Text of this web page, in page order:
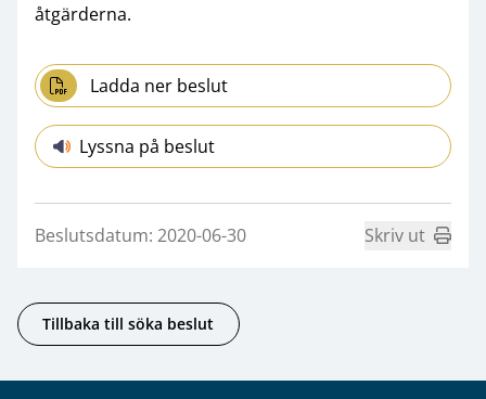
åtgärderna.
Ladda ner beslut
Lyssna på beslut
Beslutsdatum: 2020-06-30 Skriv ut
Tillbaka till söka beslut